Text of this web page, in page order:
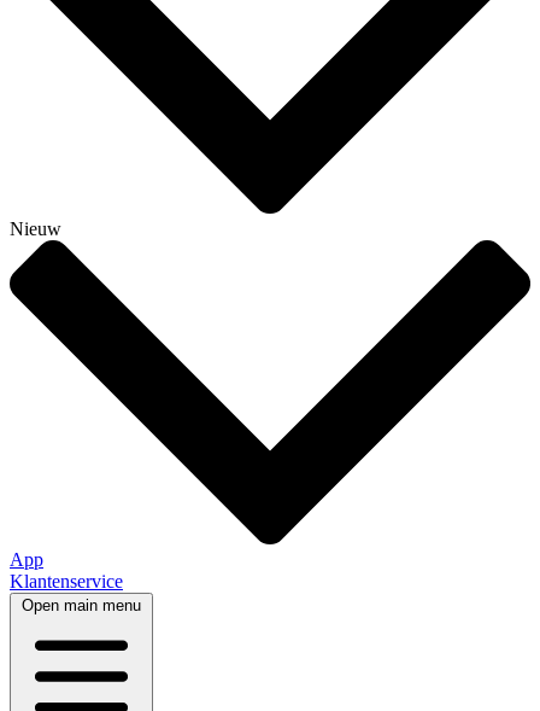
Nieuw
App
Klantenservice
Open main menu